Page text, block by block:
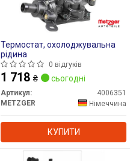
Термостат, охолоджувальна
рідина
0 відгуків
1 718 ₴ сьогодні
Артикул:
4006351
METZGER
Німеччина
КУПИТИ